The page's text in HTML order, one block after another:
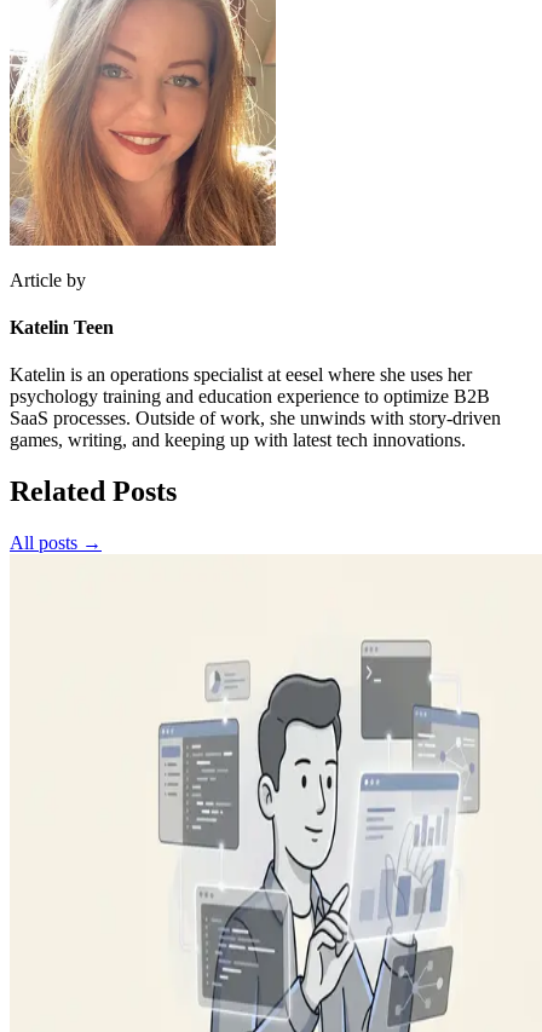
Article by
Katelin Teen
Katelin is an operations specialist at eesel where she uses her
psychology training and education experience to optimize B2B
SaaS processes. Outside of work, she unwinds with story-driven
games, writing, and keeping up with latest tech innovations.
Related Posts
All posts →